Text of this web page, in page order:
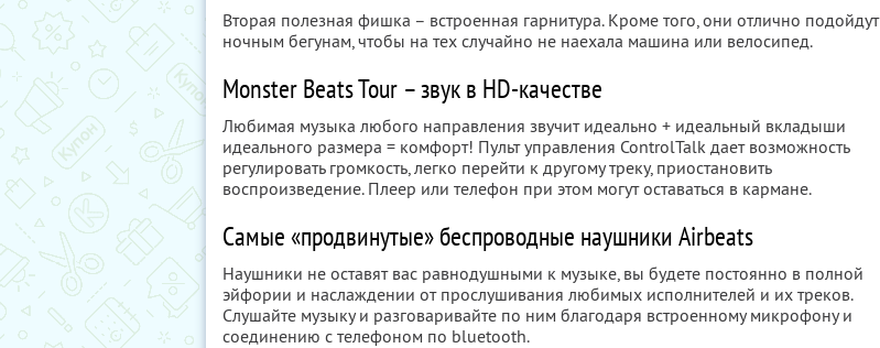
Вторая полезная фишка – встроенная гарнитура. Кроме того, они отлично подойдут
ночным бегунам, чтобы на тех случайно не наехала машина или велосипед.
Monster Beats Tour – звук в HD-качестве
Любимая музыка любого направления звучит идеально + идеальный вкладыши
идеального размера = комфорт! Пульт управления ControlTalk дает возможность
регулировать громкость, легко перейти к другому треку, приостановить
воспроизведение. Плеер или телефон при этом могут оставаться в кармане.
Самые «продвинутые» беспроводные наушники Airbeats
Наушники не оставят вас равнодушными к музыке, вы будете постоянно в полной
эйфории и наслаждении от прослушивания любимых исполнителей и их треков.
Слушайте музыку и разговаривайте по ним благодаря встроенному микрофону и
соединению с телефоном по bluetooth.